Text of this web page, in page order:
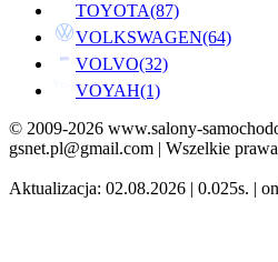
TOYOTA(87)
VOLKSWAGEN(64)
VOLVO(32)
VOYAH(1)
© 2009-2026 www.salony-
gsnet.pl@gmail.com | Wszelkie
Aktualizacja: 02.08.2026 | 0.025s. |